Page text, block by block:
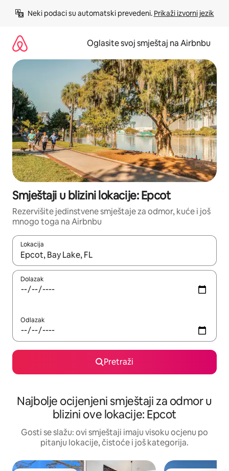
Neki podaci su automatski prevedeni. Prikaži izvorni jezik
Oglasite svoj smještaj na Airbnbu
Smještaji u blizini lokacije: Epcot
Rezervišite jedinstvene smještaje za odmor, kuće i još
mnogo toga na Airbnbu
Lokacija
Kad rezultati budu dostupni, krećite se gore i dolje pomoću
Dolazak
Odlazak
Pretraži
Najbolje ocijenjeni smještaji za odmor u
blizini ove lokacije: Epcot
Gosti se slažu: ovi smještaji imaju visoku ocjenu po
pitanju lokacije, čistoće i još kategorija.